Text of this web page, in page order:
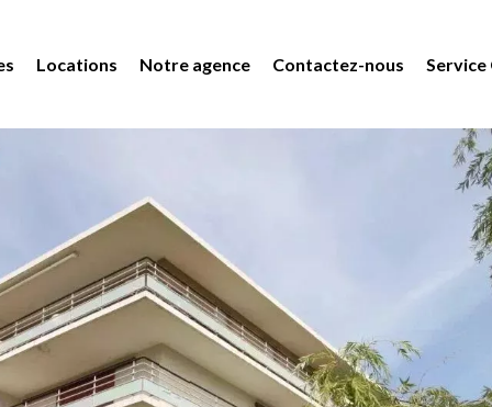
Locations Notre agence Contactez-nous Service